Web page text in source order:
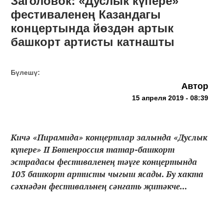
фестиваленең Казандагы
концертында йөздән артык
башкорт артисты катнашты
Бүлешү:
Автор
15 апреля 2019 - 08:39
Кичә «Пирамида» концертлар залында «Дуслык
күпере» II Бөтенроссия татар-башкорт
эстрадасы фестиваленең тәүге концертында
103 башкорт артисты чыгыш ясады. Бу хакта
сәхнәдән фестивальнең сәнгать җитәкче...